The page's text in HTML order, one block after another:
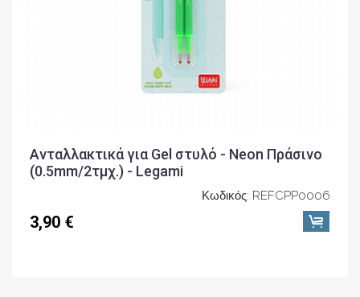
Ανταλλακτικά για Gel στυλό - Neon Πράσινο
(0.5mm/2τμχ.) - Legami
Κωδικός: REFCPP0006
3,90 €